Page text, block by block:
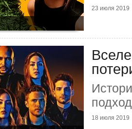
23 июля 2019
18 июля 2019